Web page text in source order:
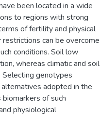
been located in a wide
to regions with strong
of fertility and physical
can be overcome
conditions. Soil low
whereas climatic and soil
genotypes
adopted in the
of such
physiological